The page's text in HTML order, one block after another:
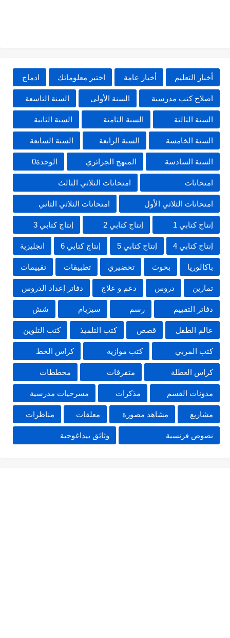
أخبار التعليم أخبار عامة اختبر معلوماتك ادماج
اصلاح كتب مدرسية السنة الأولى السنة التاسعة
السنة الثالثة السنة الثامنة السنة الثانية
السنة الخامسة السنة الرابعة السنة السابعة
السنة السادسة المنهج الجزائري الوحدة0
امتحانات امتحانات الثلاثي الثالث
امتحانات الثلاثي الأول امتحانات الثلاثي الثاني
إنتاج كتابي 1 إنتاج كتابي 2 إنتاج كتابي 3
إنتاج كتابي 4 إنتاج كتابي 5 إنتاج كتابي 6 انجليزية
باكالوريا بحوث تحضيري تطبيقات تقييمات
تمارين دروس دعم و علاج دفاتر إعداد الدروس
دفاتر التقييم رسم سيزيام شش
عالم الطفل قصص كتب التلميذ كتب التلوين
كتب المربي كتب موازية كراس الخط
كراس العطلة متفرقات مخططات
مدونات القسم مذكرات مسرحيات مدرسية
مشاريع مشاهد مصورة معلقات مناظرات
نصوص فرنسية وثائق بيداغوجية